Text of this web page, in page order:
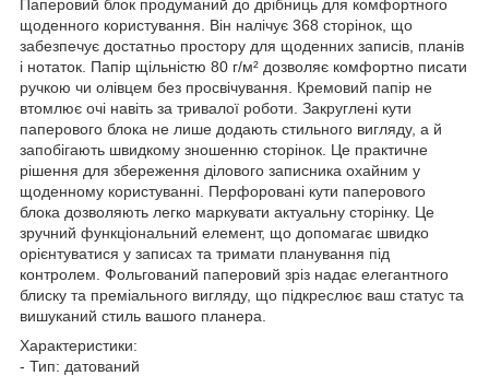
Паперовий блок продуманий до дрібниць для комфортного
щоденного користування. Він налічує 368 сторінок, що
забезпечує достатньо простору для щоденних записів, планів
і нотаток. Папір щільністю 80 г/м² дозволяє комфортно писати
ручкою чи олівцем без просвічування. Кремовий папір не
втомлює очі навіть за тривалої роботи. Закруглені кути
паперового блока не лише додають стильного вигляду, а й
запобігають швидкому зношенню сторінок. Це практичне
рішення для збереження ділового записника охайним у
щоденному користуванні. Перфоровані кути паперового
блока дозволяють легко маркувати актуальну сторінку. Це
зручний функціональний елемент, що допомагає швидко
орієнтуватися у записах та тримати планування під
контролем. Фольгований паперовий зріз надає елегантного
блиску та преміального вигляду, що підкреслює ваш статус та
вишуканий стиль вашого планера.
Характеристики:
- Тип: датований